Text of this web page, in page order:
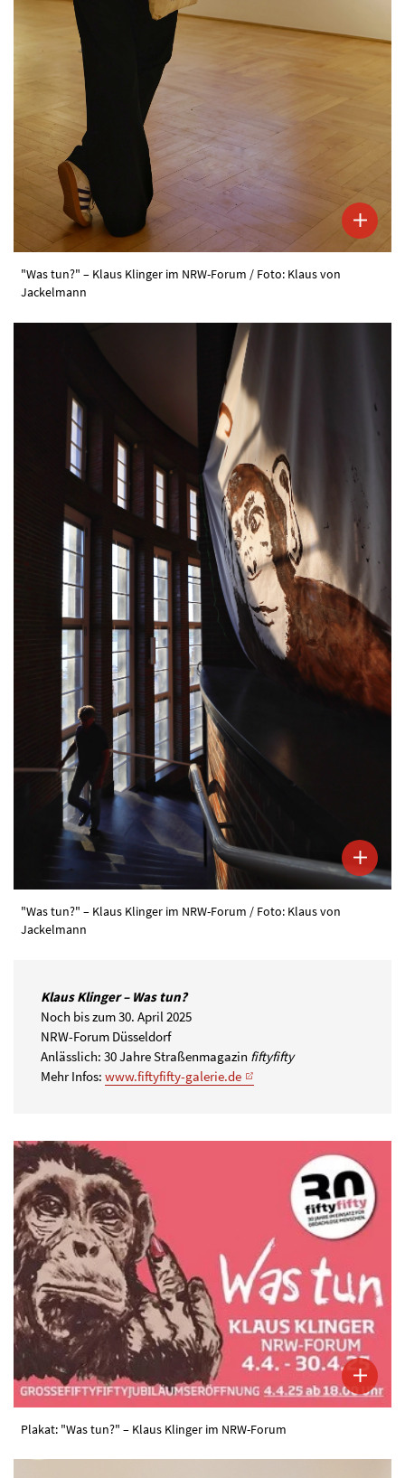
"Was tun?" – Klaus Klinger im NRW-Forum / Foto: Klaus von
Jackelmann
"Was tun?" – Klaus Klinger im NRW-Forum / Foto: Klaus von
Jackelmann
Klaus Klinger – Was tun?
Noch bis zum 30. April 2025
NRW-Forum Düsseldorf
Anlässlich: 30 Jahre Straßenmagazin fiftyfifty
Mehr Infos: www.fiftyfifty-galerie.de
Plakat: "Was tun?" – Klaus Klinger im NRW-Forum